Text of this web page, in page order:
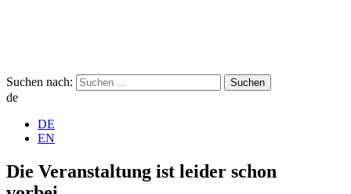
Suchen nach:
de
DE
EN
Die Veranstaltung ist leider schon